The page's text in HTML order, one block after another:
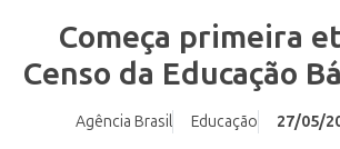
Começa primeira
Censo da Educação
Agência Brasil Educação 27/05/